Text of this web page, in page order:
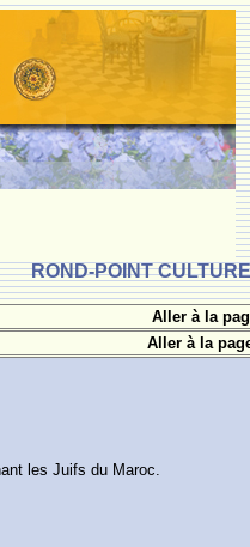
ROND-POINT
Aller à la
Aller à la
les Juifs du Maroc.